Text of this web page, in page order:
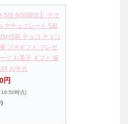
5倍 8/30限定】 デラ
クチョコレート 5箱
箱 チョコ チョコ
プチギフト プレゼ
ツ お菓子 ギフト 板
お中元
円
時点)
)